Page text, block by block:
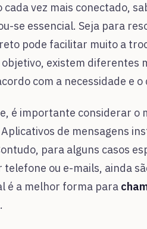
cada vez mais conectado,
se essencial. Seja para
pode facilitar muito a
objetivo, existem diferentes
com a necessidade e o
é importante considerar o
de mensagens
para alguns casos
telefone ou e-mails, ainda
é a melhor forma para